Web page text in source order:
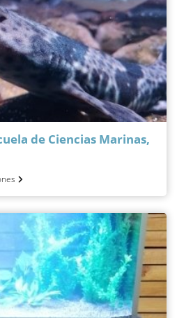
de Ciencias Marinas,